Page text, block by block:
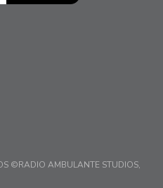
©RADIO AMBULANTE STUDIOS,